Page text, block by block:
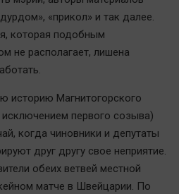
«прикол» и так далее.
которая подобным
не располагает, лишена
историю Магнитогорского
первого созыва)
когда чиновники и депутаты
друг другу свое неприятие.
обеих ветвей местной
матче в Швейцарии. По